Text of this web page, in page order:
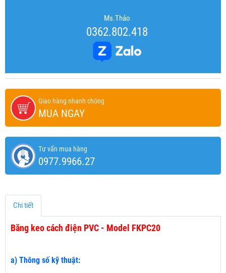
Ms.Thảo
0362.802.418
Giao hàng nhanh chóng
MUA NGAY
Tư vấn mua hàng
0977.9966.27
Chi tiết
Băng keo cách điện PVC - Model FKPC20
a) Thông số kỹ thuật: